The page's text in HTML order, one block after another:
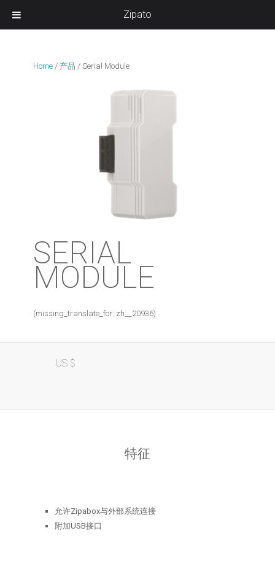
Home / 产品 / Serial Module
SERIAL
MODULE
(missing_translate_for: zh__20936)
US $
Serial
Module
特征
允许Zipabox与外部系统连接
附加USB接口
Zipato